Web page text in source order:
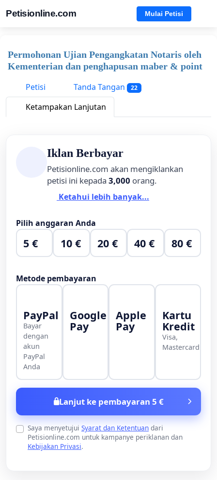
Petisionline.com Mulai Petisi
Permohonan Ujian Pengangkatan Notaris oleh
Kementerian dan penghapusan maber & point
Petisi
Tanda Tangan 22
Ketampakan Lanjutan
Iklan Berbayar
Petisionline.com akan mengiklankan
petisi ini kepada 3,000 orang.
Ketahui lebih banyak...
Pilih anggaran Anda
5 € 10 € 20 € 40 € 80 €
Metode pembayaran
PayPal
Bayar
dengan
akun
PayPal
Anda
Google
Pay
Apple
Pay
Kartu
Kredit
Visa,
Mastercard
Lanjut ke pembayaran 5 €
Saya menyetujui Syarat dan Ketentuan dari
Petisionline.com untuk kampanye periklanan dan
Kebijakan Privasi.